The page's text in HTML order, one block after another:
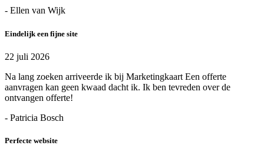
- Ellen van Wijk
Eindelijk een fijne site
22 juli 2026
Na lang zoeken arriveerde ik bij Marketingkaart Een offerte
aanvragen kan geen kwaad dacht ik. Ik ben tevreden over de
ontvangen offerte!
- Patricia Bosch
Perfecte website